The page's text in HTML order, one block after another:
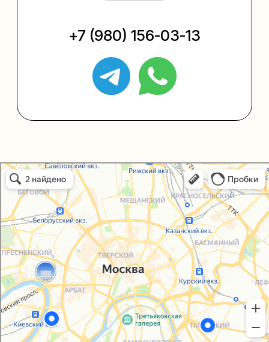
Упаковали Онлайн в Москве
Москва
© 2021-2025, ООО "УПАКОВАЛИ ОНЛАЙН"
Сайт разработалаbogachevas
help@upakovali.online
+7 (495) 005-03-13